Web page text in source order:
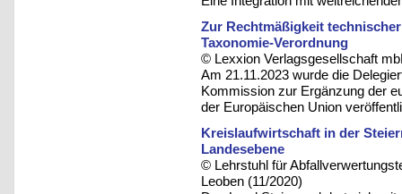
Zur Rechtmäßigkeit
Taxonomie-Verordnung
© Lexxion Verlagsgesellschaft
Am 21.11.2023 wurde die
Kommission zur Ergänzung der
der Europäischen Union
Kreislaufwirtschaft in der
Landesebene
© Lehrstuhl für
Leoben (11/2020)